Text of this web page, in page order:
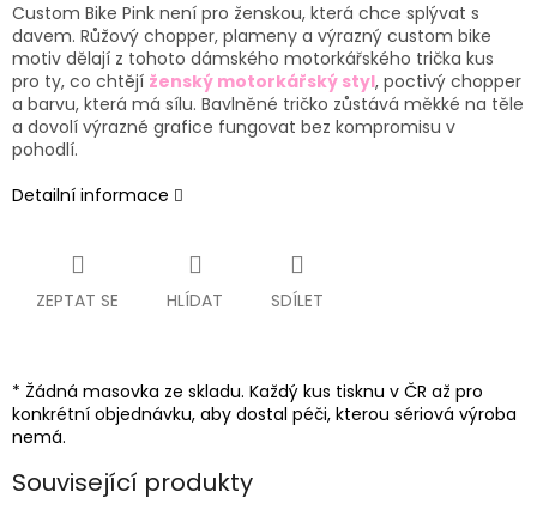
Custom Bike Pink není pro ženskou, která chce splývat s
davem. Růžový chopper, plameny a výrazný custom bike
motiv dělají z tohoto dámského motorkářského trička kus
pro ty, co chtějí ženský motorkářský styl, poctivý chopper
a barvu, která má sílu. Bavlněné tričko zůstává měkké na těle
a dovolí výrazné grafice fungovat bez kompromisu v
pohodlí.
Detailní informace
ZEPTAT SE HLÍDAT SDÍLET
* Žádná masovka ze skladu. Každý kus tisknu v ČR až pro
konkrétní objednávku, aby dostal péči, kterou sériová výroba
nemá.
Související produkty